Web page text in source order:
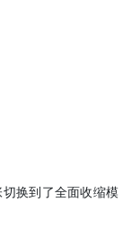
换到了全面收缩模